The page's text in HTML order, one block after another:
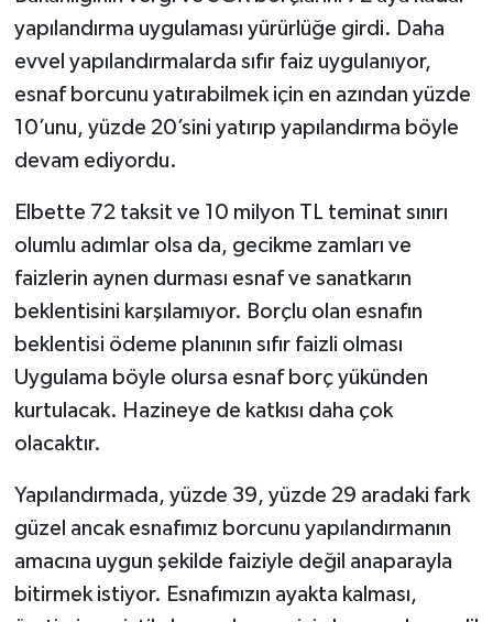
yapılandırma uygulaması yürürlüğe girdi. Daha
evvel yapılandırmalarda sıfır faiz uygulanıyor,
esnaf borcunu yatırabilmek için en azından yüzde
10’unu, yüzde 20’sini yatırıp yapılandırma böyle
devam ediyordu.
Elbette 72 taksit ve 10 milyon TL teminat sınırı
olumlu adımlar olsa da, gecikme zamları ve
faizlerin aynen durması esnaf ve sanatkarın
beklentisini karşılamıyor. Borçlu olan esnafın
beklentisi ödeme planının sıfır faizli olması
Uygulama böyle olursa esnaf borç yükünden
kurtulacak. Hazineye de katkısı daha çok
olacaktır.
Yapılandırmada, yüzde 39, yüzde 29 aradaki fark
güzel ancak esnafımız borcunu yapılandırmanın
amacına uygun şekilde faiziyle değil anaparayla
bitirmek istiyor. Esnafımızın ayakta kalması,